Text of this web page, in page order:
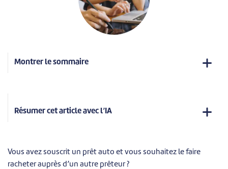
Montrer le sommaire
Résumer cet article avec l’IA
Vous avez souscrit un prêt auto et vous souhaitez le faire
racheter auprès d’un autre prêteur ?